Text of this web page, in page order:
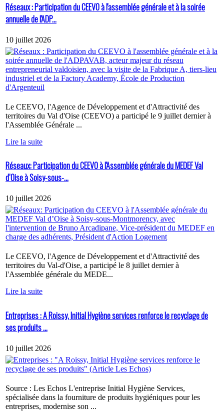
Réseaux : Participation du CEEVO à l'assemblée générale et à la soirée
annuelle de l'ADP...
10 juillet 2026
Le CEEVO, l'Agence de Développement et d'Attractivité des
territoires du Val d'Oise (CEEVO) a participé le 9 juillet dernier à
l'Assemblée Générale ...
Lire la suite
Réseaux: Participation du CEEVO à l'Assemblée générale du MEDEF Val
d’Oise à Soisy-sous-...
10 juillet 2026
Le CEEVO, l'Agence de Développement et d'Attractivité des
territoires du Val-d'Oise, a participé le 8 juillet dernier à
l'Assemblée générale du MEDE...
Lire la suite
Entreprises : A Roissy, Initial Hygiène services renforce le recyclage de
ses produits ...
10 juillet 2026
Source : Les Echos L'entreprise Initial Hygiène Services,
spécialisée dans la fourniture de produits hygiéniques pour les
entreprises, modernise son ...